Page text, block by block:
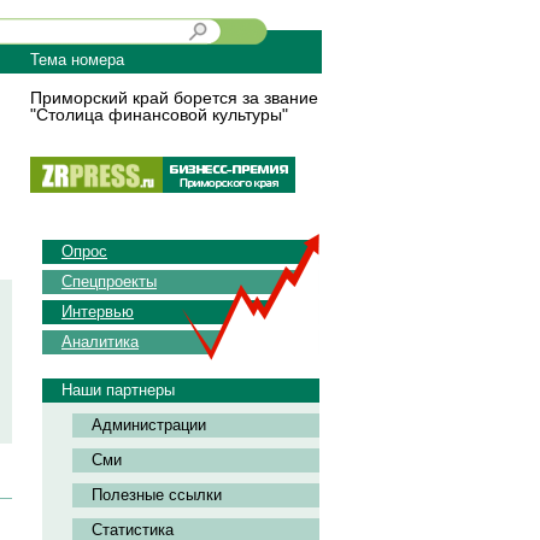
Тема номера
Приморский край борется за звание
"Столица финансовой культуры"
Опрос
Спецпроекты
Интервью
Аналитика
Наши партнеры
Администрации
Сми
Полезные ссылки
Статистика